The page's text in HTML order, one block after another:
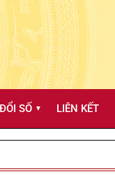
SỐ ▼ LIÊN KẾT